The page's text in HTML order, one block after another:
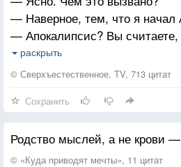
— Наверное, тем, что я начал
— Апокалипсис? Вы считаете,
— Ну да, понимаете, я убил
и случайно выпустил
— Кто это — мы?
— Я и мой брат. И ещё один
— Вы имеете в виду
— Нет, нашего зовут
раскрыть
© Сверхъестественное, TV, 713 цитат
Сохранить
Родство мыслей, а не крови
© «Куда приводят мечты», 11 цитат